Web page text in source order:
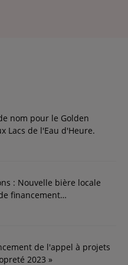
nom pour le Golden
Lacs de l'Eau d'Heure.
: Nouvelle bière locale
financement
de l'appel à projets
2023 »